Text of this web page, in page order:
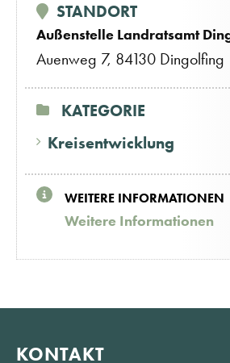
STANDORT
Außenstelle Landratsamt
Auenweg 7, 84130 Dingolfing
KATEGORIE
Kreisentwicklung
WEITERE INFORMATIONEN
Weitere Informationen
KONTAKT